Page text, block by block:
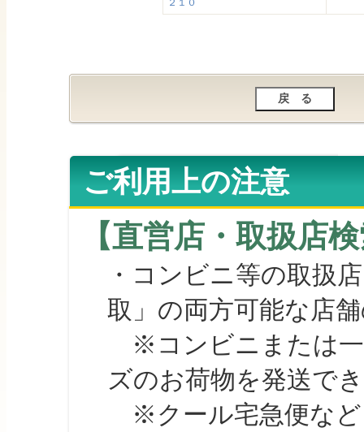
２１０
ご利用上の注意
【直営店・取扱店
・コンビニ等の取扱
取」の両方可能な店
※コンビニまたは一
ズのお荷物を発送で
※クール宅急便など